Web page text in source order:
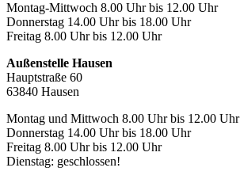
Montag-Mittwoch 8.00 Uhr bis 12.00 Uhr
Donnerstag 14.00 Uhr bis 18.00 Uhr
Freitag 8.00 Uhr bis 12.00 Uhr
Außenstelle Hausen
Hauptstraße 60
63840 Hausen
Montag und Mittwoch 8.00 Uhr bis 12.00 Uhr
Donnerstag 14.00 Uhr bis 18.00 Uhr
Freitag 8.00 Uhr bis 12.00 Uhr
Dienstag: geschlossen!